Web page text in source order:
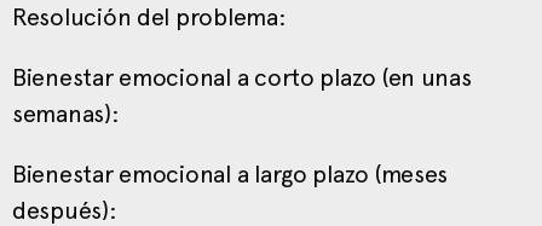
Resolución del problema:
Bienestar emocional a corto plazo (en unas
semanas):
Bienestar emocional a largo plazo (meses
después):